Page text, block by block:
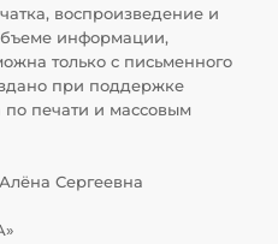
воспроизведение и
информации,
только с письменного
при поддержке
по печати и массовым
Сергеевна